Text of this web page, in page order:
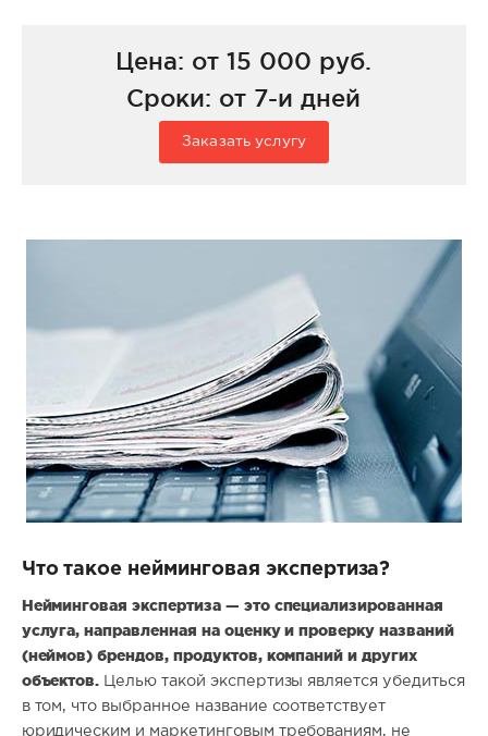
Цена: от 15 000 руб.
Сроки: от 7-и дней
Заказать услугу
Что такое нейминговая экспертиза?
Нейминговая экспертиза — это специализированная
услуга, направленная на оценку и проверку названий
(неймов) брендов, продуктов, компаний и других
объектов. Целью такой экспертизы является убедиться
в том, что выбранное название соответствует
юридическим и маркетинговым требованиям, не